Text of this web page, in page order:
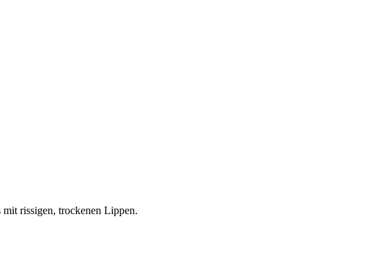
rissigen, trockenen Lippen.